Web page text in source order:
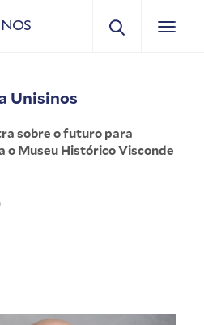
Unisinos
sobre o futuro para
o Museu Histórico Visconde